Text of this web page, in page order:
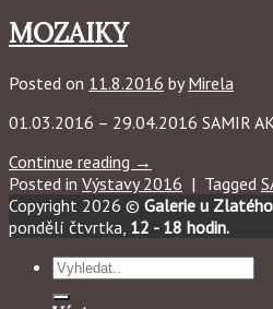
MOZAIKY
Posted on 11.8.2016 byMirela
01.03.2016 – 29.04.2016 SAMIR
Continue reading →
Posted in Výstavy 2016 | Tagged
Copyright 2026 © Galerie u
pondělí čtvrtka, 12 - 18 hodin.
Hledat: